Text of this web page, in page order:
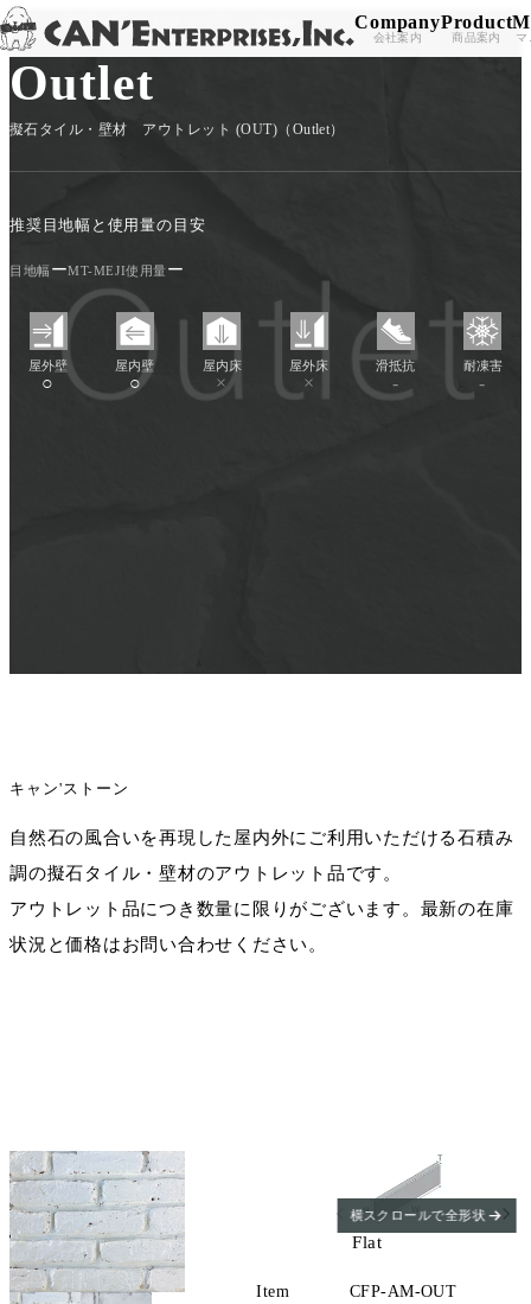
Skip to content Company
会社案内
Product
商品案内 マ
TOP / PRODUCT /
Outlet
擬石タイル・壁材 アウトレット (OUT)（Outlet）
推奨目地幅と使用量の目安
目地幅 ーMT-MEJI使用量ー
屋外壁
○
屋内壁
○
屋内床
×
屋外床
×
滑抵抗
-
耐凍害
-
キャン'ストーン
自然石の風合いを再現した屋内外にご利用いただける石積み
調の擬石タイル・壁材のアウトレット品です。
アウトレット品につき数量に限りがございます。最新の在庫
状況と価格はお問い合わせください。
Item
Flat
CFP-AM-OUT
横スクロールで全形状